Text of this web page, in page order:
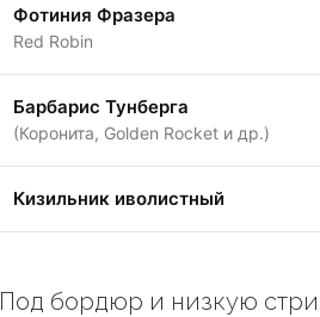
Фотиния Фразера
Red Robin
Барбарис Тунберга
(Коронита, Golden Rocket и др.)
Кизильник иволистный
Под бордюр и низкую